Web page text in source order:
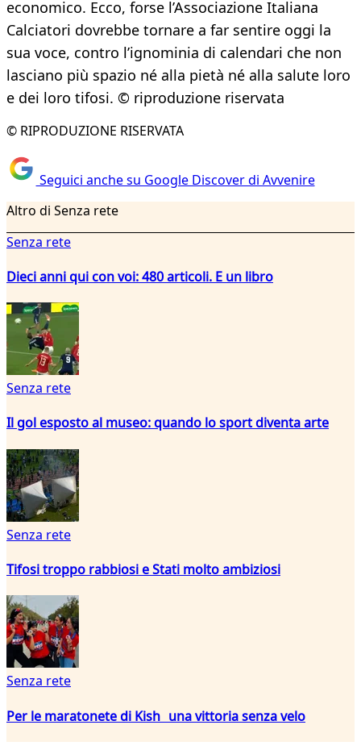
economico. Ecco, forse l’Associazione Italiana
Calciatori dovrebbe tornare a far sentire oggi la
sua voce, contro l’ignominia di calendari che non
lasciano più spazio né alla pietà né alla salute loro
e dei loro tifosi. © riproduzione riservata
© RIPRODUZIONE RISERVATA
Seguici anche su Google Discover di Avvenire
Altro di Senza rete
Senza rete
Dieci anni qui con voi: 480 articoli. E un libro
Senza rete
Il gol esposto al museo: quando lo sport diventa arte
Senza rete
Tifosi troppo rabbiosi e Stati molto ambiziosi
Senza rete
Per le maratonete di Kish una vittoria senza velo